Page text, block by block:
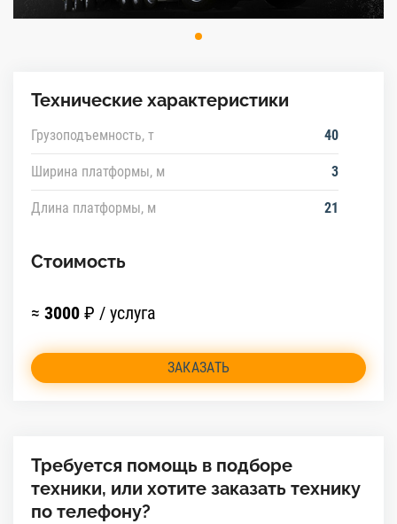
Технические характеристики
Грузоподъемность, т 40
Ширина платформы, м 3
Длина платформы, м 21
Стоимость
≈ 3000 ₽ / услуга
ЗАКАЗАТЬ
Требуется помощь в подборе
техники, или хотите заказать технику
по телефону?